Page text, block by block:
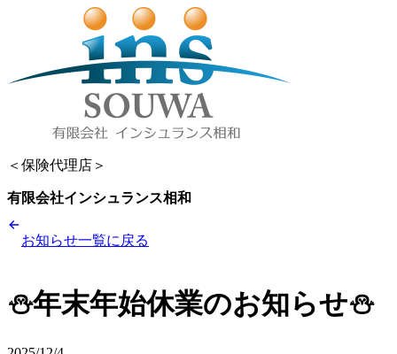
＜保険代理店＞
有限会社インシュランス相和
お知らせ一覧に戻る
⛄年末年始休業のお知らせ⛄